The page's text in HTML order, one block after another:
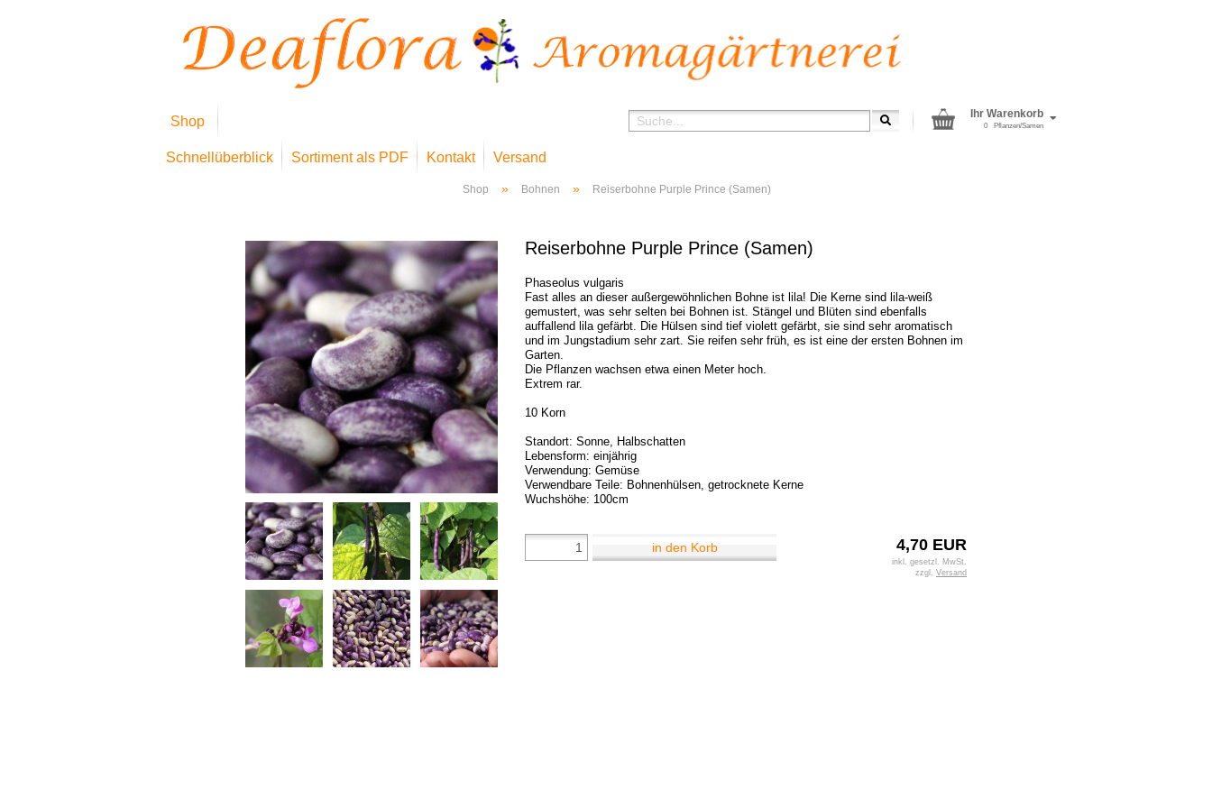
Shop
Schnellüberblick Sortiment als PDF Kontakt Versand
Ihr Warenkorb
Pflanzen/Samen
0
Shop » Bohnen » Reiserbohne Purple Prince (Samen)
Reiserbohne Purple Prince (Samen)
Phaseolus vulgaris
Fast alles an dieser außergewöhnlichen Bohne ist lila! Die Kerne sind lila-weiß
gemustert, was sehr selten bei Bohnen ist. Stängel und Blüten sind ebenfalls
auffallend lila gefärbt. Die Hülsen sind tief violett gefärbt, sie sind sehr aromatisch
und im Jungstadium sehr zart. Sie reifen sehr früh, es ist eine der ersten Bohnen im
Garten.
Die Pflanzen wachsen etwa einen Meter hoch.
Extrem rar.
10 Korn
Standort: Sonne, Halbschatten
Lebensform: einjährig
Verwendung: Gemüse
Verwendbare Teile: Bohnenhülsen, getrocknete Kerne
Wuchshöhe: 100cm
4,70 EUR
inkl. gesetzl. MwSt.
zzgl. Versand
in den Korb